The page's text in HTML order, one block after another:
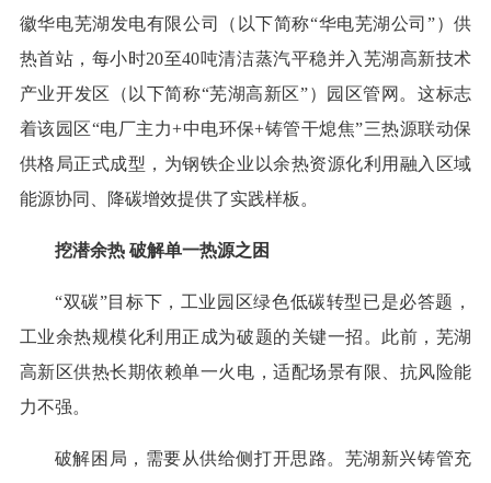
徽华电芜湖发电有限公司（以下简称“华电芜湖公司”）供
热首站，每小时20至40吨清洁蒸汽平稳并入芜湖高新技术
产业开发区（以下简称“芜湖高新区”）园区管网。这标志
着该园区“电厂主力+中电环保+铸管干熄焦”三热源联动保
供格局正式成型，为钢铁企业以余热资源化利用融入区域
能源协同、降碳增效提供了实践样板。
挖潜余热 破解单一热源之困
“双碳”目标下，工业园区绿色低碳转型已是必答题，
工业余热规模化利用正成为破题的关键一招。此前，芜湖
高新区供热长期依赖单一火电，适配场景有限、抗风险能
力不强。
破解困局，需要从供给侧打开思路。芜湖新兴铸管充